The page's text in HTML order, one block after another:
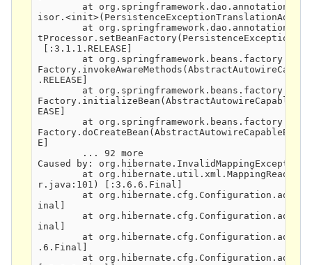
at
at
[:3.1.1.RELEASE]
at
.RELEASE]
at
EASE]
at
E]
        ... 92 more
Caused by:
at
r.java:101) [:3.6.6.Final]
at
inal]
at
inal]
at
.6.Final]
at